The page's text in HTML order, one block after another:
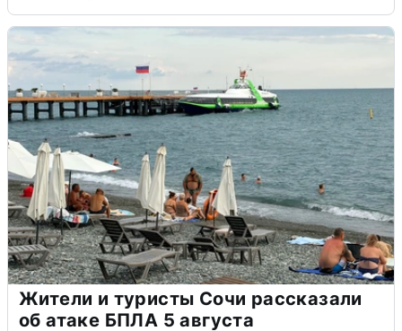
Жители и туристы Сочи рассказали
об атаке БПЛА 5 августа